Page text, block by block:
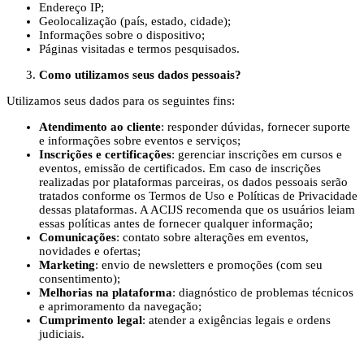
Endereço IP;
Geolocalização (país, estado, cidade);
Informações sobre o dispositivo;
Páginas visitadas e termos pesquisados.
Como utilizamos seus dados pessoais?
Utilizamos seus dados para os seguintes fins:
Atendimento ao cliente: responder dúvidas, fornecer suporte
e informações sobre eventos e serviços;
Inscrições e certificações: gerenciar inscrições em cursos e
eventos, emissão de certificados. Em caso de inscrições
realizadas por plataformas parceiras, os dados pessoais serão
tratados conforme os Termos de Uso e Políticas de Privacidade
dessas plataformas. A ACIJS recomenda que os usuários leiam
essas políticas antes de fornecer qualquer informação;
Comunicações: contato sobre alterações em eventos,
novidades e ofertas;
Marketing: envio de newsletters e promoções (com seu
consentimento);
Melhorias na plataforma: diagnóstico de problemas técnicos
e aprimoramento da navegação;
Cumprimento legal: atender a exigências legais e ordens
judiciais.